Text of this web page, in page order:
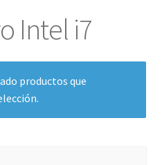
Intel i7
productos que